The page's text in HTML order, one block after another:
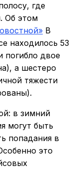
где
Об этом
В
находилось 53
погибло двое
а шестеро
тяжести
в зимний
могут быть
попадания в
это